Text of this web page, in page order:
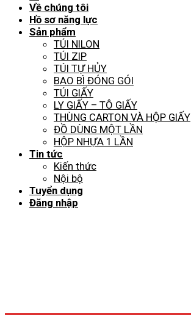
Về chúng tôi
Hồ sơ năng lực
Sản phẩm
TÚI NILON
TÚI ZIP
TÚI TỰ HỦY
BAO BÌ ĐÓNG GÓI
TÚI GIẤY
LY GIẤY – TÔ GIẤY
THÙNG CARTON VÀ HỘP GIẤY
ĐỒ DÙNG MỘT LẦN
HỘP NHỰA 1 LẦN
Tin tức
Kiến thức
Nội bộ
Tuyển dụng
Đăng nhập